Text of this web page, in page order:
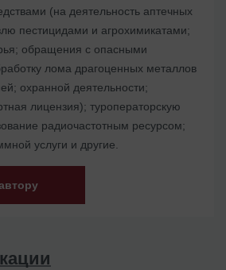
(на деятельность аптечных
пестицидами и агрохимикатами;
обращения с опасными
лома драгоценных металлов
охранной деятельности;
лицензия); туроператорскую
радиочастотным ресурсом;
услуги и другие.